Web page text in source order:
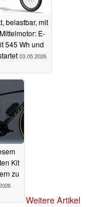
belastbar, mit
E-
545 Wh und
03.05.2026
Kit
zu
Weitere Artikel